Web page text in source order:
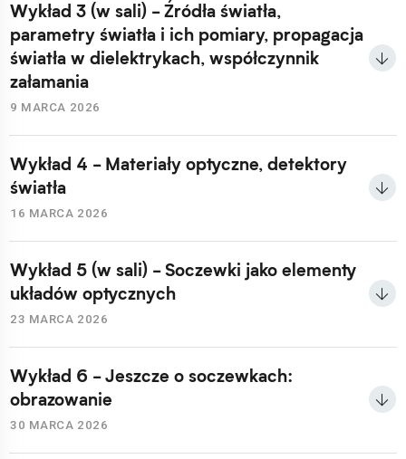
Wykład 3 (w sali) - Źródła światła,
parametry światła i ich pomiary, propagacja
światła w dielektrykach, współczynnik
załamania
9 MARCA 2026
Wykład 4 - Materiały optyczne, detektory
światła
16 MARCA 2026
Wykład 5 (w sali) - Soczewki jako elementy
układów optycznych
23 MARCA 2026
Wykład 6 - Jeszcze o soczewkach:
obrazowanie
30 MARCA 2026